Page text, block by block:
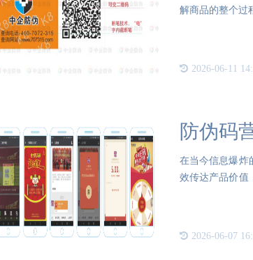
解商品的整个过
2026-06-11
防伪码
在当今信息爆炸
效传达产品价值
2026-06-07